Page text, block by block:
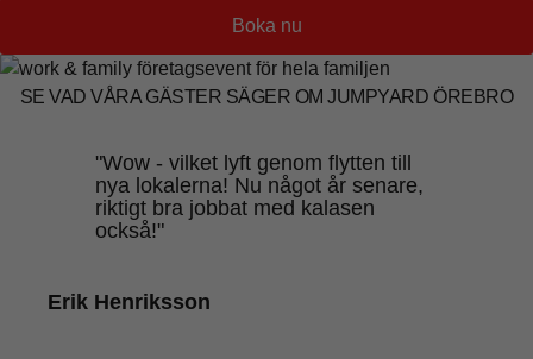
Boka nu
SE VAD VÅRA GÄSTER SÄGER OM JUMPYARD ÖREBRO
"Wow - vilket lyft genom flytten till
nya lokalerna! Nu något år senare,
riktigt bra jobbat med kalasen
också!"
Erik Henriksson